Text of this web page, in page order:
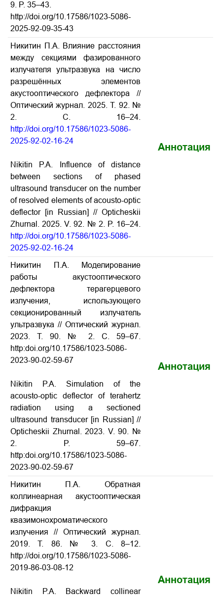
9. P. 35–43.
http://doi.org/10.17586/1023-5086-
2025-92-09-35-43
Никитин П.А. Влияние расстояния
между секциями фазированного
излучателя ультразвука на число
разрешённых элементов
акустооптического дефлектора //
Оптический журнал. 2025. Т. 92. №
2. С. 16–24.
http://doi.org/10.17586/1023-5086-
2025-92-02-16-24
Nikitin P.A. Influence of distance
between sections of phased
ultrasound transducer on the number
of resolved elements of acousto-optic
deflector [in Russian] // Opticheskii
Zhurnal. 2025. V. 92. № 2. P. 16–24.
http://doi.org/10.17586/1023-5086-
2025-92-02-16-24
Аннотация
Никитин П.А. Моделирование
работы акустооптического
дефлектора терагерцевого
излучения, использующего
секционированный излучатель
ультразвука // Оптический журнал.
2023. Т. 90. № 2. С. 59–67.
http:doi.org/10.17586/1023-5086-
2023-90-02-59-67
Nikitin P.A. Simulation of the
acousto-optic deflector of terahertz
radiation using a sectioned
ultrasound transducer [in Russian] //
Opticheskii Zhurnal. 2023. V. 90. №
2. P. 59–67.
http:doi.org/10.17586/1023-5086-
2023-90-02-59-67
Аннотация
Никитин П.А. Обратная
коллинеарная акустооптическая
дифракция
квазимонохроматического
излучения // Оптический журнал.
2019. Т. 86. № 3. С. 8–12.
http://doi.org/10.17586/1023-5086-
2019-86-03-08-12
Nikitin P.A. Backward collinear
Аннотация